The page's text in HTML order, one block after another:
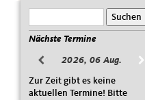
Nächste Termine
2026, 06 Aug.
Zur Zeit gibt es keine
aktuellen Termine! Bitte